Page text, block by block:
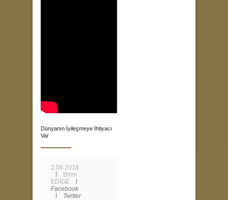
Dünyanın İyileşmeye İhtiyacı
Var
2.08.2018
Bihin
EDİGE
Facebook
Twitter